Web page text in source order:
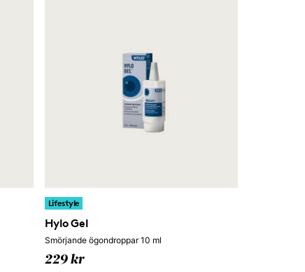
Lifestyle
Hylo Gel
Smörjande ögondroppar 10 ml
229 kr